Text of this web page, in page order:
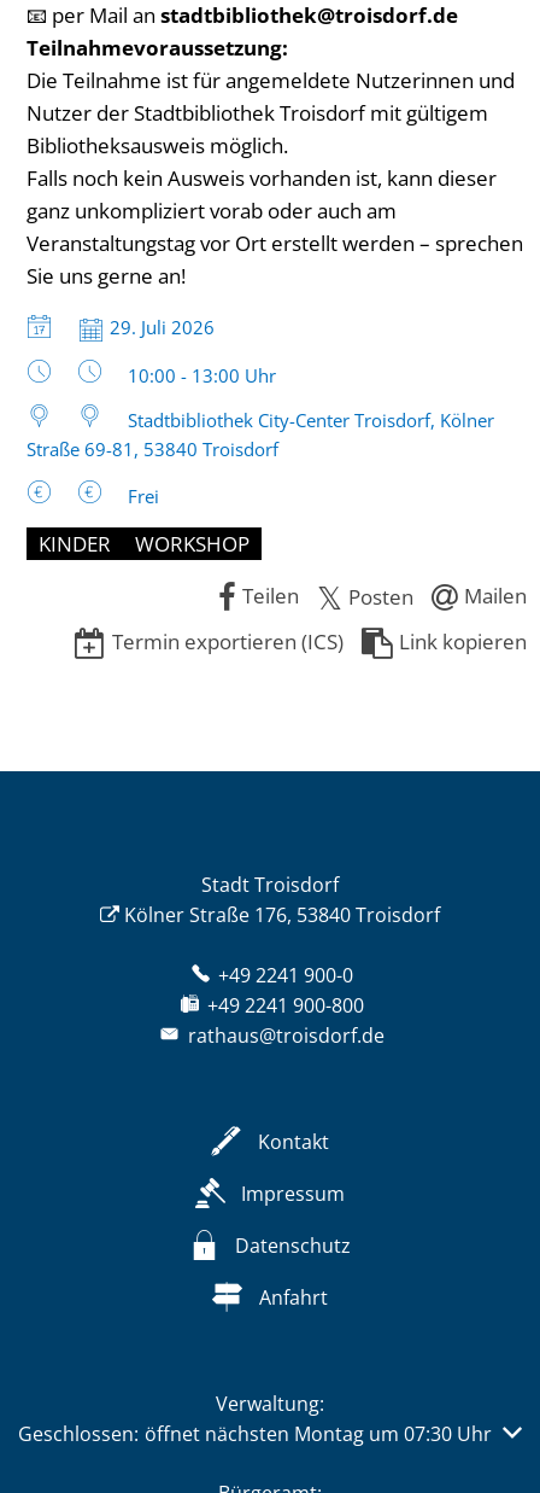
📧 per Mail an stadtbibliothek@troisdorf.de
Teilnahmevoraussetzung:
Die Teilnahme ist für angemeldete Nutzerinnen und
Nutzer der Stadtbibliothek Troisdorf mit gültigem
Bibliotheksausweis möglich.
Falls noch kein Ausweis vorhanden ist, kann dieser
ganz unkompliziert vorab oder auch am
Veranstaltungstag vor Ort erstellt werden – sprechen
Sie uns gerne an!
Datum:
29. Juli 2026
Uhrzeit:
10:00 - 13:00 Uhr
Stadtbibliothek City-Center Troisdorf, Kölner
Straße 69-81, 53840 Troisdorf
Frei
KINDER
WORKSHOP
Teilen
Posten
Mailen
Termin exportieren (ICS)
Link kopieren
Stadt Troisdorf
Kölner Straße 176, 53840 Troisdorf
+49 2241 900-0
+49 2241 900-800
rathaus@troisdorf.de
Kontakt
Impressum
Datenschutz
Anfahrt
Verwaltung:
Klicken, um weitere Öffnungs- oder Schließzeiten
Geschlossen: öffnet nächsten Montag um 07:30 Uhr